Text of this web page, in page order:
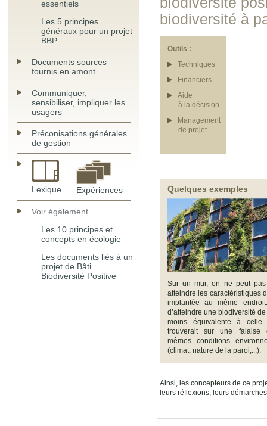
essentiels
Les 5 principes
généraux pour un projet
BBP
Documents sources
fournis en amont
Communiquer,
sensibiliser, impliquer les
usagers
Préconisations générales
de gestion
Lexique Expériences
Voir également
Les 10 principes et
concepts en écologie
Les documents liés à un
projet de Bâti
Biodiversité Positive
biodiversité à
Outils :
Techniques
Financiers
Aide
à la décision
Management
de projet
Quelques exemples
Sur un mur, on ne peut pas
atteindre les caractéristiques
implantée au même
d’atteindre une biodiversité
moins équivalente à celle
trouverait sur une falaise
mêmes conditions
(climat, nature de la paroi,...).
Ainsi, les concepteurs de ce
leurs réflexions, leurs